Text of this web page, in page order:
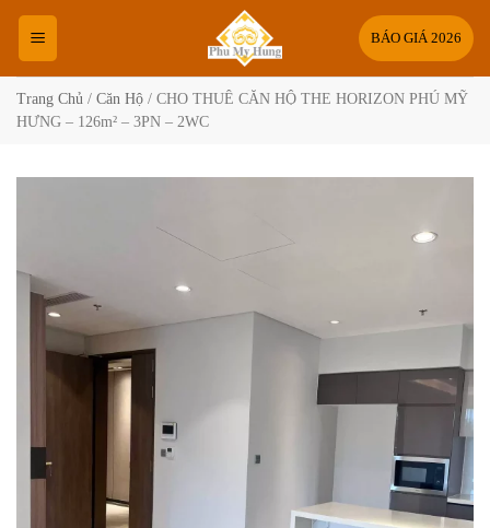
Bỏ
nội
dung
BÁO GIÁ 2026
Trang Chủ / Căn Hộ / CHO THUÊ CĂN HỘ THE HORIZON PHÚ MỸ
HƯNG – 126m² – 3PN – 2WC